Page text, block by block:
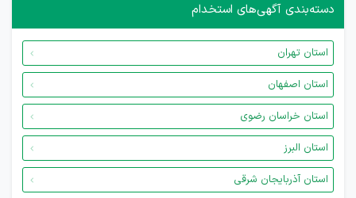
دسته‌بندی آگهی‌های استخدام
استان تهران
استان اصفهان
استان خراسان رضوی
استان البرز
استان آذربایجان شرقی